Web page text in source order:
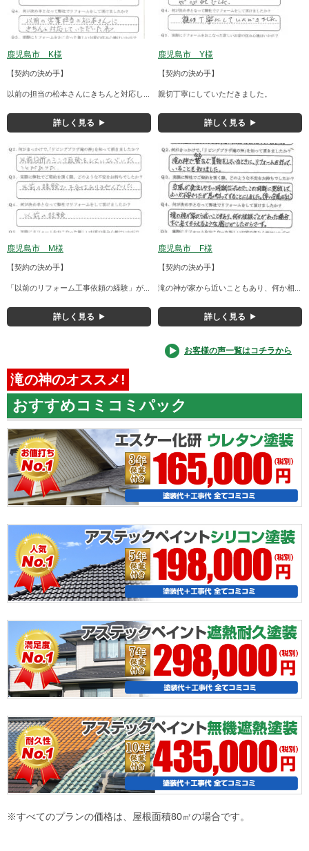
鹿児島市 K様
【契約の決め手】
以前の担当の松本さんにきちんと対応し...
詳しく見る
鹿児島市 Y様
【契約の決め手】
親切丁寧にしていただきました。
詳しく見る
鹿児島市 M様
【契約の決め手】
「以前のリフォーム工事依頼の経験」が...
詳しく見る
鹿児島市 F様
【契約の決め手】
滝の神が家から近いこともあり、何か相...
詳しく見る
お客様の声一覧はコチラから
おすすめコミコミパック
滝の神のオススメ!
※すべてのプランの価格は、屋根面積80㎡の場合です。